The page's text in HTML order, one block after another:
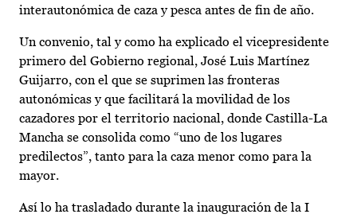
interautonómica de caza y pesca antes de fin de año.
Un convenio, tal y como ha explicado el vicepresidente
primero del Gobierno regional, José Luis Martínez
Guijarro, con el que se suprimen las fronteras
autonómicas y que facilitará la movilidad de los
cazadores por el territorio nacional, donde Castilla-La
Mancha se consolida como “uno de los lugares
predilectos”, tanto para la caza menor como para la
mayor.
Así lo ha trasladado durante la inauguración de la I